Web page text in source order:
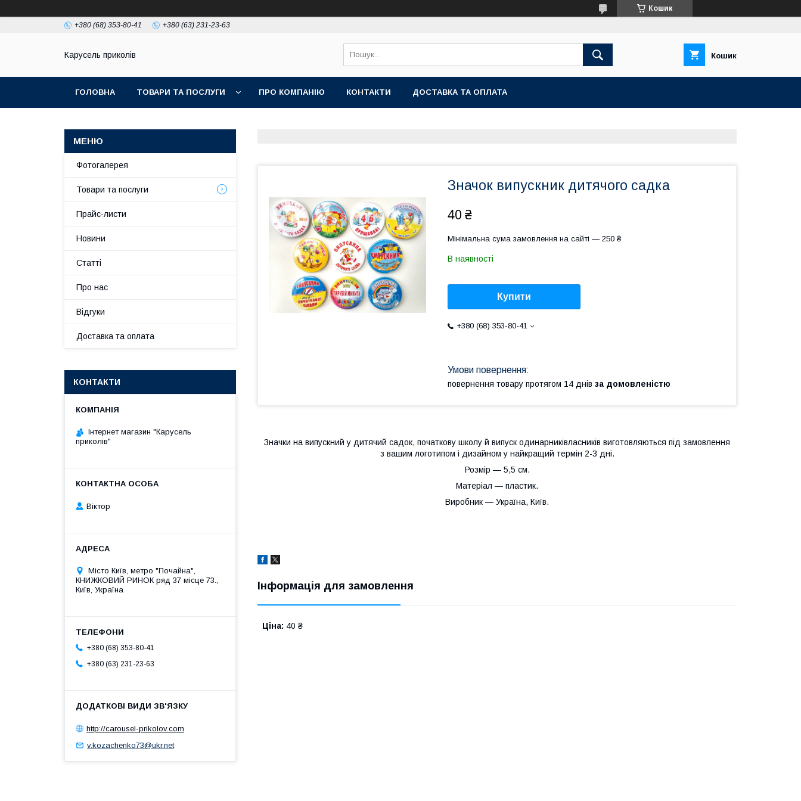
Кошик
+380 (68) 353-80-41 +380 (63) 231-23-63
Карусель приколів Кошик
ГОЛОВНА ТОВАРИ ТА ПОСЛУГИ ПРО КОМПАНІЮ КОНТАКТИ ДОСТАВКА ТА ОПЛАТА
Значок випускник дитячого садка
40 ₴
Мінімальна сума замовлення на сайті — 250 ₴
В наявності
Купити
+380 (68) 353-80-41
повернення товару протягом 14 днів за домовленістю
Значки на випускний у дитячий садок, початкову школу й випуск одинарниківласників виготовляються під замовлення
з вашим логотипом і дизайном у найкращий термін 2-3 дні.
Розмір — 5,5 см.
Матеріал — пластик.
Виробник — Україна, Київ.
Інформація для замовлення
Ціна: 40 ₴
Фотогалерея
Товари та послуги
Прайс-листи
Новини
Статті
Про нас
Відгуки
Доставка та оплата
КОНТАКТИ
Інтернет магазин "Карусель
приколів"
Віктор
Місто Київ, метро "Почайна",
КНИЖКОВИЙ РИНОК ряд 37 місце 73.,
Київ, Україна
+380 (68) 353-80-41
+380 (63) 231-23-63
http://carousel-prikolov.com
v.kozachenko73@ukr.net